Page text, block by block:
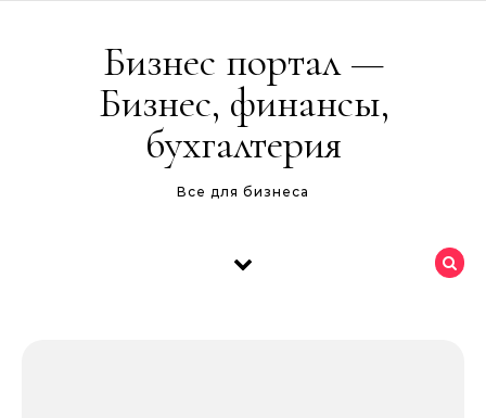
Бизнес портал —
Бизнес, финансы,
бухгалтерия
Все для бизнеса